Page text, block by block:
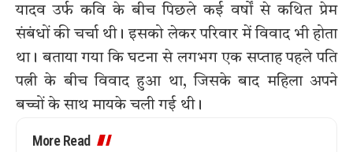
यादव उर्फ कवि के बीच पिछले कई वर्षों से कथित प्रेम
संबंधों की चर्चा थी। इसको लेकर परिवार में विवाद भी होता
था। बताया गया कि घटना से लगभग एक सप्ताह पहले पति
पत्नी के बीच विवाद हुआ था, जिसके बाद महिला अपने
बच्चों के साथ मायके चली गई थी।
More Read